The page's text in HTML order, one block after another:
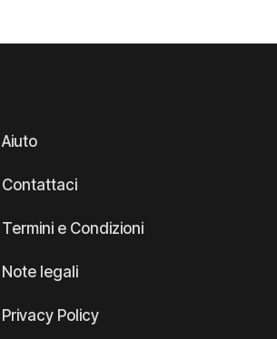
Aiuto
Contattaci
Termini e Condizioni
Note legali
Privacy Policy